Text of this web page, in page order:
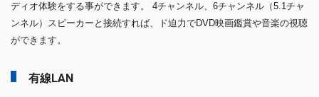
ディオ体験をする事ができます。 4チャンネル、6チャンネル（5.1チャ
ンネル）スピーカーと接続すれば、ド迫力でDVD映画鑑賞や音楽の視聴
ができます。
有線LAN